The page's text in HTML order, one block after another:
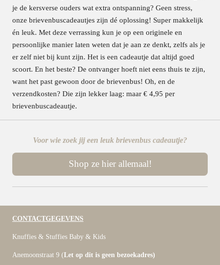
je de kersverse ouders wat extra ontspanning? Geen stress,
onze brievenbuscadeautjes zijn dé oplossing! Super makkelijk
én leuk. Met deze verrassing kun je op een originele en
persoonlijke manier laten weten dat je aan ze denkt, zelfs als je
er zelf niet bij kunt zijn. Het is een cadeautje dat altijd goed
scoort. En het beste? De ontvanger hoeft niet eens thuis te zijn,
want het past gewoon door de brievenbus! Oh, en de
verzendkosten? Die zijn lekker laag: maar € 4,95 per
brievenbuscadeautje.
Voor wie zoek jij een leuk brievenbus cadeautje?
Shop ze hier allemaal!
CONTACTGEGEVENS
Knuffies & Stuffies Baby & Kids
Anemoonstraat 9 (Let op dit is geen bezoekadres)